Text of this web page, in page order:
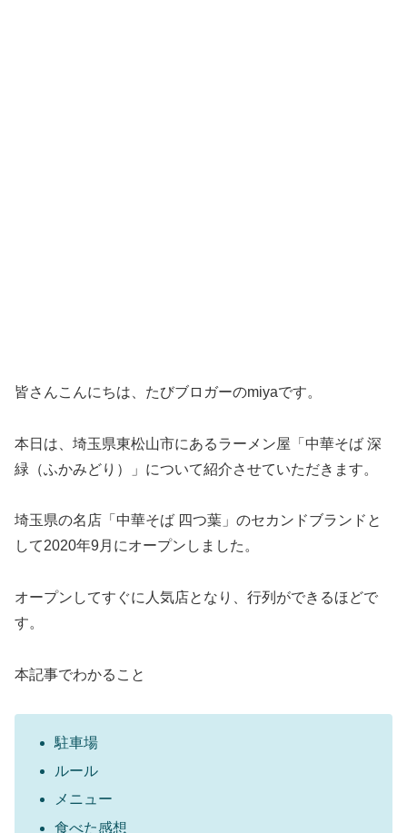
皆さんこんにちは、たびブロガーのmiyaです。
本日は、埼玉県東松山市にあるラーメン屋「中華そば 深
緑（ふかみどり）」について紹介させていただきます。
埼玉県の名店「中華そば 四つ葉」のセカンドブランドと
して2020年9月にオープンしました。
オープンしてすぐに人気店となり、行列ができるほどで
す。
本記事でわかること
駐車場
ルール
メニュー
食べた感想